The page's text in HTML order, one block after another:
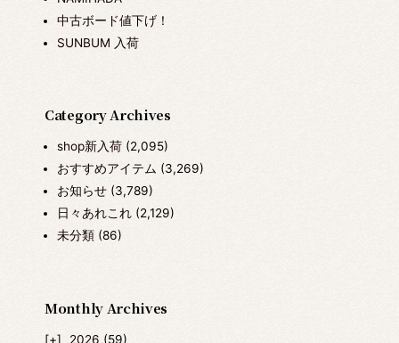
中古ボード値下げ！
SUNBUM 入荷
Category Archives
shop新入荷(2,095)
おすすめアイテム (3,269)
お知らせ(3,789)
日々あれこれ(2,129)
未分類(86)
Monthly Archives
2026 (59)